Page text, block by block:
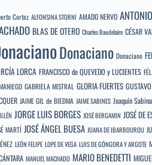
Cortez ALFONSINA STORNI AMADO NERVO ANTONIO
BLAS DE OTERO Charles Baudelaire CÉSAR
Donaciano Donaciano
LORCA FRANCISCO de QUEVEDO y LUCIENTES
GABRIELA MISTRAL GLORIA FUERTES
JAIME GIL de BIEDMA JAIME SABINES Joaquín Sabina
JORGE LUIS BORGES JOSÉ BERGAMIN JOSÉ DE
MARTÍ JOSÉ ÁNGEL BUESA JUANA DE IBARBOUROU
LEÓN FELIPE LOPE DE VEGA LUIS DE GÓNGORA Y ARGOTE
MANUEL MACHADO MARIO BENEDETTI